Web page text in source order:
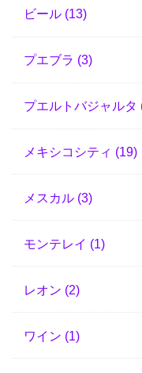
ビール (13)
プエブラ (3)
プエルトバジャルタ
メキシコシティ (19)
メスカル (3)
モンテレイ (1)
レオン (2)
ワイン (1)